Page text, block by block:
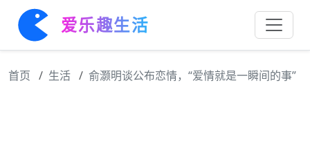
爱乐趣生活
首页 生活 俞灏明谈公布恋情，“爱情就是一瞬间的事”